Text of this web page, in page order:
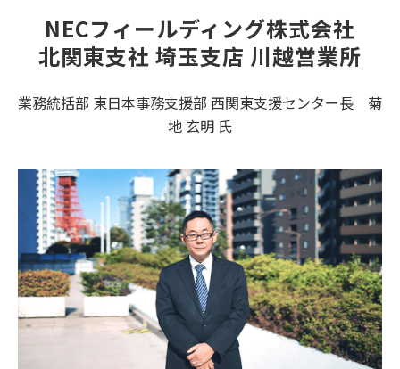
NECフィールディング株式会社
北関東支社 埼玉支店 川越営業所
業務統括部 東日本事務支援部 西関東支援センター長 菊
地 玄明 氏